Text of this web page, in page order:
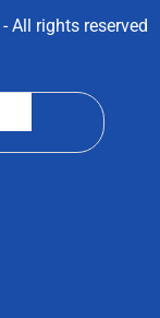
- All rights reserved